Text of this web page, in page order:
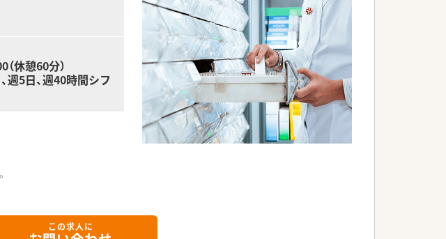
休憩60分）
週5日、週40時間シフ
この求人に